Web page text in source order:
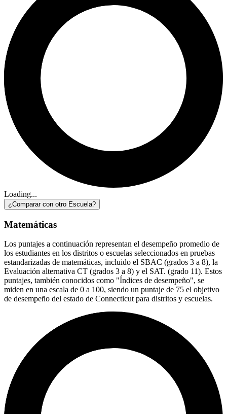
Loading...
¿Comparar con otro Escuela?
Matemáticas
Los puntajes a continuación representan el desempeño promedio de
los estudiantes en los distritos o escuelas seleccionados en pruebas
estandarizadas de matemáticas, incluido el SBAC (grados 3 a 8), la
Evaluación alternativa CT (grados 3 a 8) y el SAT. (grado 11). Estos
puntajes, también conocidos como "Índices de desempeño", se
miden en una escala de 0 a 100, siendo un puntaje de 75 el objetivo
de desempeño del estado de Connecticut para distritos y escuelas.